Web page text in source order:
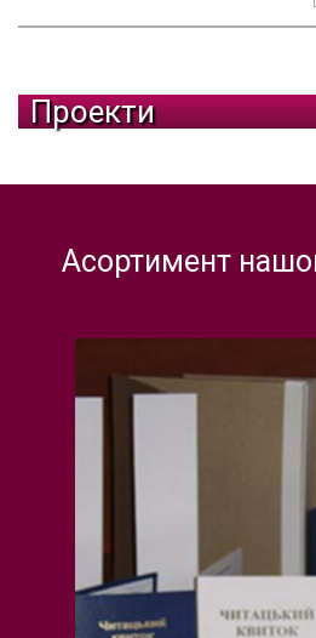
Проекти
Асортимент